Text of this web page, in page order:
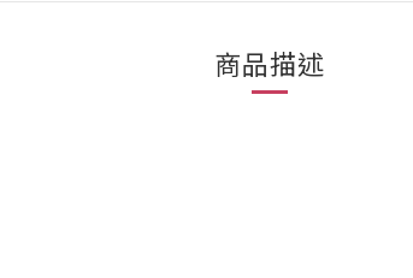
商品描述